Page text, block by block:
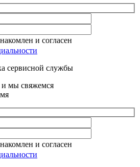
и согласен
сервисной службы
и мы свяжемся
и согласен